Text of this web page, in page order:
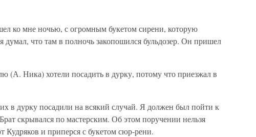
ко мне ночью, с огромным букетом сирени, которую
думал, что там в полночь закопошился бульдозер. Он пришел
(А. Ника) хотели посадить в дурку, потому что приезжал в
в дурку посадили на всякий случай. Я должен был пойти к
скрывался по мастерским. Об этом поручении нельзя
Кудряков и приперся с букетом сюр-рени.